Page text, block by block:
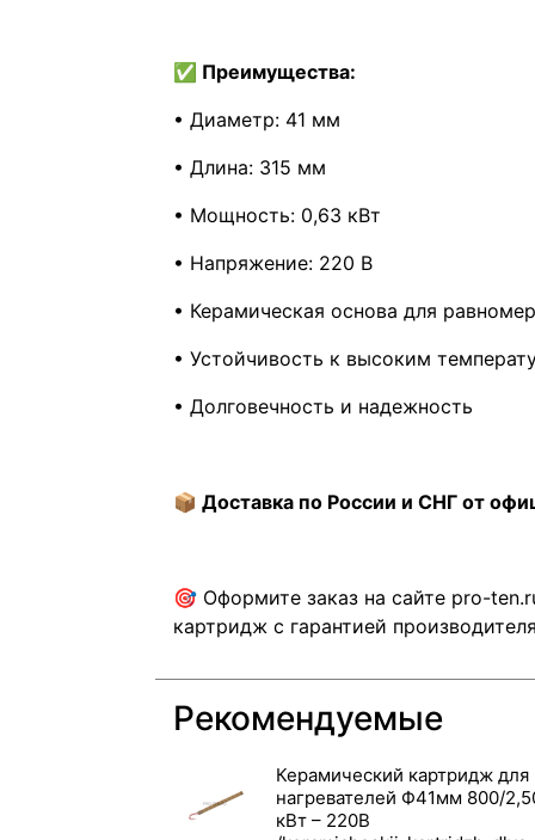
✅ Преимущества:
• Диаметр: 41 мм
• Длина: 315 мм
• Мощность: 0,63 кВт
• Напряжение: 220 В
• Керамическая основа для
• Устойчивость к высоким
• Долговечность и надежность
📦 Доставка по России и СНГ от
🎯 Оформите заказ на сайте pro-
картридж с гарантией
Рекомендуемые
Керамический картридж для
нагревателей Ф41мм 800/
кВт – 220В